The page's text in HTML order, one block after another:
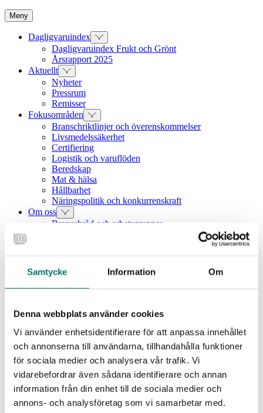
Samtycke Information Om
Denna webbplats använder cookies
Vi använder enhetsidentifierare för att anpassa innehållet
och annonserna till användarna, tillhandahålla funktioner
för sociala medier och analysera vår trafik. Vi
vidarebefordrar även sådana identifierare och annan
information från din enhet till de sociala medier och
annons- och analysföretag som vi samarbetar med.
Meny
Dagligvaruindex
Dagligvaruindex Frukt och Grönt
Årsrapport 2025
Aktuellt
Nyheter
Pressrum
Remisser
Fokusområden
Branschriktlinjer och överenskommelser
Livsmedelssäkerhet
Certifiering
Logistik och varuflöden
Beredskap
Mat & hälsa
Hållbarhet
Näringspolitik och konkurrenskraft
Om oss
Branschråd och arbetsgrupper
Våra medarbetare
Medlemszon
Vår styrelse
Årets dagligvara
Vanliga frågor
Rapporter
Utbildningar
Webbinarium
Moms på livsmedel
Nyhet
Svensk Dagligvaruhandel